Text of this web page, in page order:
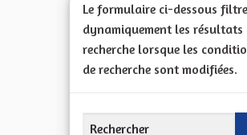
Le formulaire ci-dessous filtre
dynamiquement les résultats
recherche lorsque les
de recherche sont modifiées.